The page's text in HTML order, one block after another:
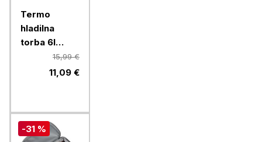
Termo
hladilna
torba 6l
Resto FELIS
15,99 €
11,09 €
-31 %